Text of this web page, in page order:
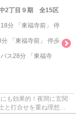
2丁目９期 全15区
18分 「東福寺前」 停
分 「東福寺前」 停歩
バス28分 「東福寺
も効果的！夜間に玄関
と打合せを重ね理想を